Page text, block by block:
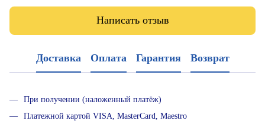
Написать отзыв
Доставка Оплата Гарантия Возврат
При получении (наложенный платёж)
Платежной картой VISA, MasterCard, Maestro